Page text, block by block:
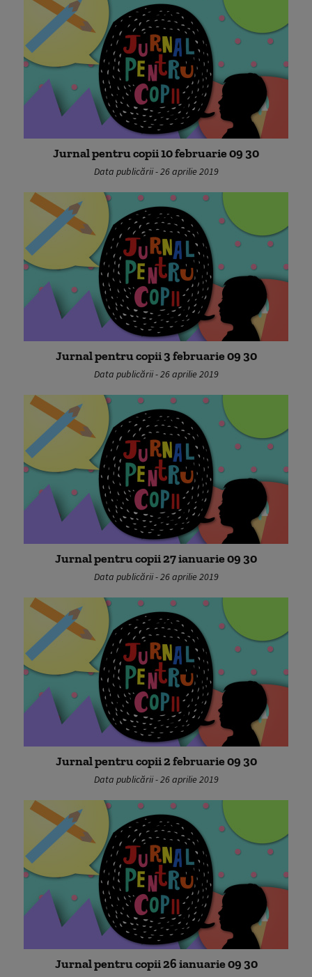
Jurnal pentru copii 10 februarie 09 30
Data publicării - 26 aprilie 2019
Jurnal pentru copii 3 februarie 09 30
Data publicării - 26 aprilie 2019
Jurnal pentru copii 27 ianuarie 09 30
Data publicării - 26 aprilie 2019
Jurnal pentru copii 2 februarie 09 30
Data publicării - 26 aprilie 2019
Jurnal pentru copii 26 ianuarie 09 30